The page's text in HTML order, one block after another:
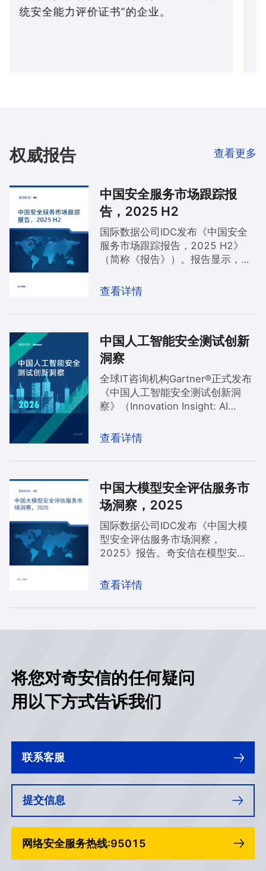
统安全能力评价证书”的企业。
权威报告 查看更多
中国安全服务市场跟踪报
告，2025 H2
国际数据公司IDC发布《中国安全
服务市场跟踪报告，2025 H2》
（简称《报告》）。报告显示，
体稳定，而奇安信安全咨询服务凭
借深厚实力持续领跑，连续六年位
居该市场份额第一。
查看详情
中国人工智能安全测试创新
洞察
全球IT咨询机构Gartner®正式发布
《中国人工智能安全测试创新洞
察》（Innovation Insight: AI
告。Gartner强调，“组织机构必须
实施贯穿整个开发生命周期的、专
业且持续的测试实践，以跟上新兴
凭借覆盖模型、数据、应用、基础
设施的全栈AI安全保护能力，被列
查看详情
中国大模型安全评估服务市
场洞察，2025
国际数据公司IDC发布《中国大模
型安全评估服务市场洞察，
2025》报告。奇安信在模型安
度的大模型安全评估服务获得IDC
高度认可，成功入选该报告推荐厂
商，为企业大模型的合规落地与安
查看详情
将您对奇安信的任何疑问
用以下方式告诉我们
联系客服
提交信息
网络安全服务热线:95015